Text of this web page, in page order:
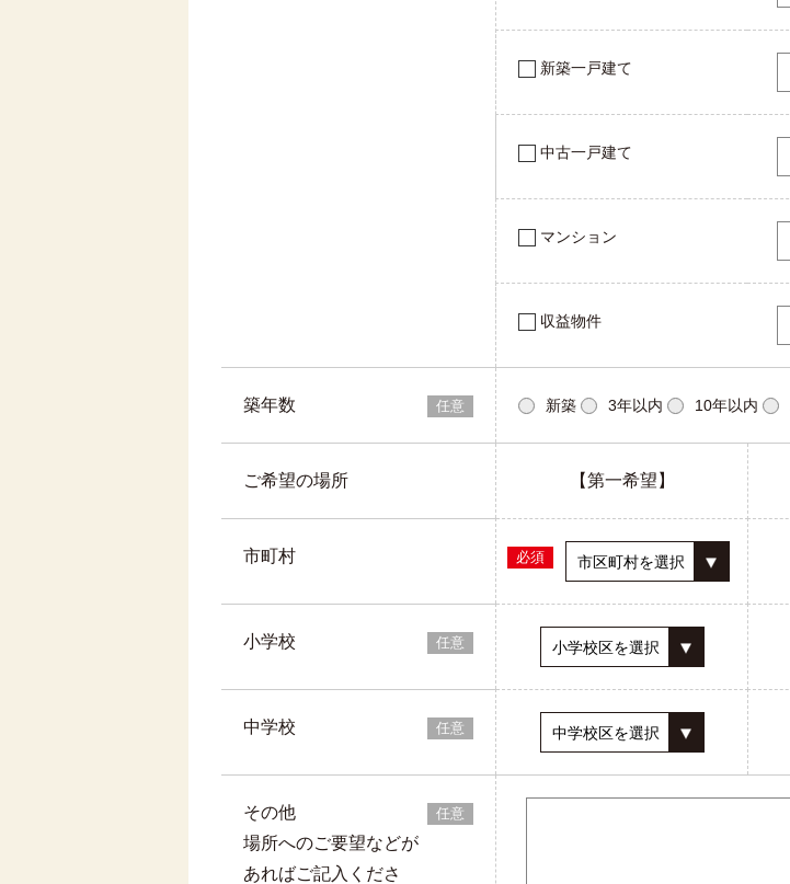
新築一戸建て
中古一戸建て
マンション
収益物件
築年数 任意 新築 3年以内 10年以内
ご希望の場所 【第一希望】
市町村 必須
小学校 任意
中学校 任意
その他
場所へのご要望などが
あればご記入くださ
任意